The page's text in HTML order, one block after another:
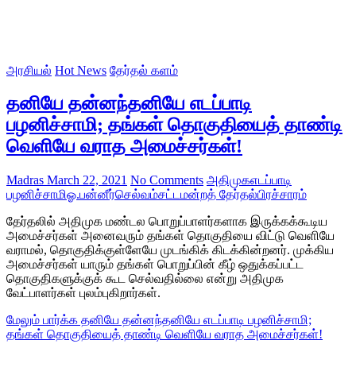
அரசியல் Hot News தேர்தல் களம்
தனியே தன்னந்தனியே எடப்பாடி
பழனிச்சாமி; தங்கள் தொகுதியைத் தாண்டி
வெளியே வராத அமைச்சர்கள்!
Madras March 22, 2021 No Comments அதிமுகஎடப்பாடி
பழனிச்சாமிஓ.பன்னீர்செல்வம்சட்டமன்றத் தேர்தல்பிரச்சாரம்
தேர்தலில் அதிமுக மண்டல பொறுப்பாளர்களாக இருக்கக்கூடிய
அமைச்சர்கள் அனைவரும் தங்கள் தொகுதியை விட்டு வெளியே
வராமல், தொகுதிக்குள்ளேயே முடங்கிக் கிடக்கின்றனர். முக்கிய
அமைச்சர்கள் யாரும் தங்கள் பொறுப்பின் கீழ் ஒதுக்கப்பட்ட
தொகுதிகளுக்குக் கூட செல்வதில்லை என்று அதிமுக
வேட்பாளர்கள் புலம்புகிறார்கள்.
மேலும் பார்க்க தனியே தன்னந்தனியே எடப்பாடி பழனிச்சாமி;
தங்கள் தொகுதியைத் தாண்டி வெளியே வராத அமைச்சர்கள்!